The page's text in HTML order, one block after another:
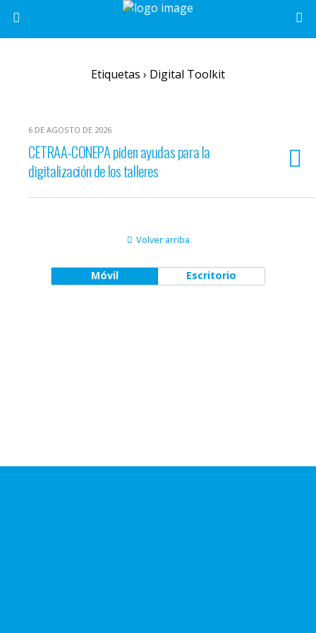
Etiquetas › Digital Toolkit
6 DE AGOSTO DE 2026
CETRAA-CONEPA piden ayudas para la
digitalización de los talleres
Volver arriba
Móvil Escritorio